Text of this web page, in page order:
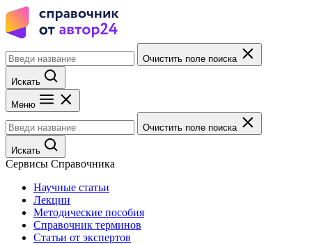
Очистить поле поиска
Искать
Меню
Очистить поле поиска
Искать
Сервисы Справочника
Научные статьи
Лекции
Методические пособия
Справочник терминов
Статьи от экспертов